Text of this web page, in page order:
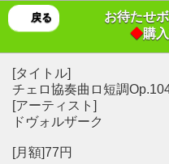
戻る
お待たせ
◆購
[タイトル]
チェロ協奏曲ロ短調
[アーティスト]
ドヴォルザーク
[月額]77円